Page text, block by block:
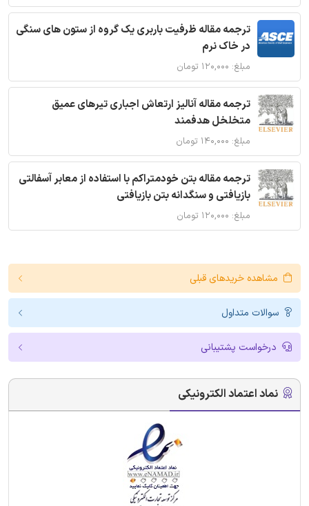
ترجمه مقاله ظرفیت باربری یک گروه از ستون های سنگی
در خاک نرم
مبلغ: ۱۲۰,۰۰۰ تومان
ترجمه مقاله آنالیز ارتعاش اجباری تیرهای عمیق
متخلخل هدفمند
مبلغ: ۱۴۰,۰۰۰ تومان
ترجمه مقاله بتن خودمتراکم با استفاده از معابر آسفالتی
بازیافتی و سنگدانه بتن بازیافتی
مبلغ: ۱۲۰,۰۰۰ تومان
مشاهده خریدهای قبلی
سوالات متداول
درخواست پشتیبانی
نماد اعتماد الکترونیکی